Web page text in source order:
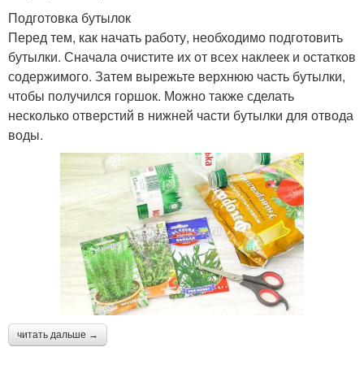
Подготовка бутылок
Перед тем, как начать работу, необходимо подготовить
бутылки. Сначала очистите их от всех наклеек и остатков
содержимого. Затем вырежьте верхнюю часть бутылки,
чтобы получился горшок. Можно также сделать
несколько отверстий в нижней части бутылки для отвода
воды.
читать дальше →